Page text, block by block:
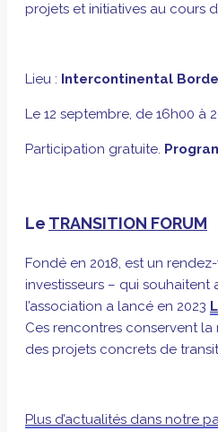
projets et initiatives au cours
Lieu : Intercontinental
Le 12 septembre, de 16h00 à
Participation gratuite.
Le TRANSITION FORUM
Fondé en 2018, est un
investisseurs – qui
l’association a lancé en 2023
Ces rencontres conservent la
des projets concrets de
Plus d’actualités dans notre